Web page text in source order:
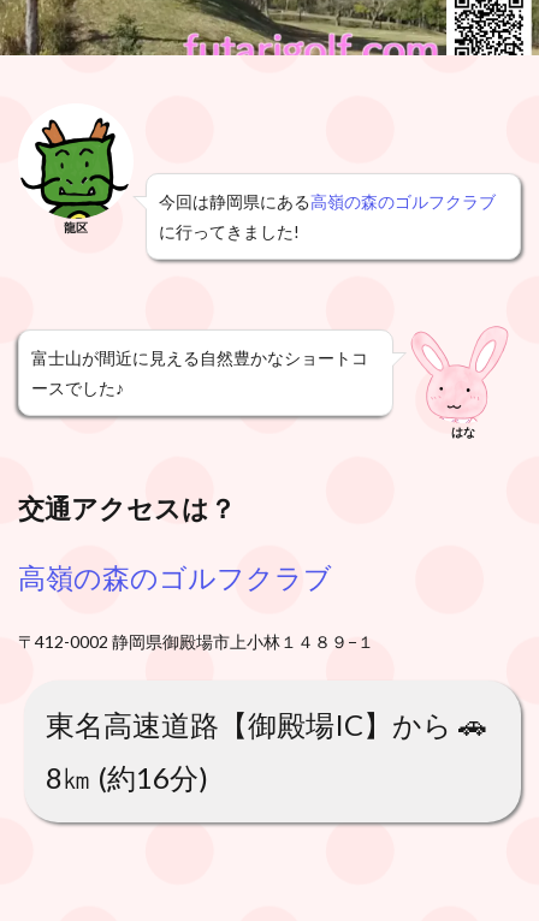
龍区
今回は静岡県にある高嶺の森のゴルフクラブ
に行ってきました!
富士山が間近に見える自然豊かなショートコ
ースでした♪
はな
交通アクセスは？
高嶺の森のゴルフクラブ
〒412-0002 静岡県御殿場市上小林１４８９−１
東名高速道路【御殿場IC】から 🚗
8㎞ (約16分)